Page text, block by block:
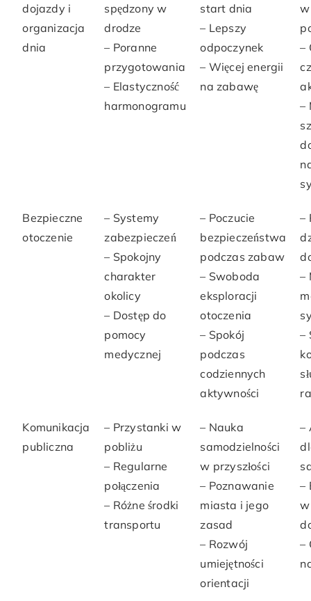
dojazdy i
organizacja
dnia
spędzony w
drodze
– Poranne
przygotowania
– Elastyczność
harmonogramu
start dnia
– Lepszy
odpoczynek
– Więcej energii
na zabawę
–
–
Bezpieczne
otoczenie
– Systemy
zabezpieczeń
– Spokojny
charakter
okolicy
– Dostęp do
pomocy
medycznej
– Poczucie
bezpieczeństwa
podczas zabaw
– Swoboda
eksploracji
otoczenia
– Spokój
podczas
codziennych
aktywności
–
–
–
Komunikacja
publiczna
– Przystanki w
pobliżu
– Regularne
połączenia
– Różne środki
transportu
– Nauka
samodzielności
w przyszłości
– Poznawanie
miasta i jego
zasad
– Rozwój
umiejętności
orientacji
–
–
–